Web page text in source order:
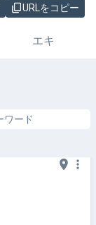
URLをコピー
エキ